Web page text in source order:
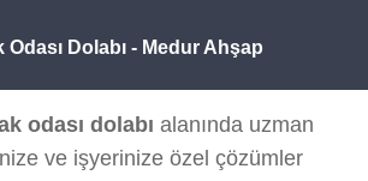
Odası Dolabı - Medur Ahşap
odası dolabı alanında uzman
ve işyerinize özel çözümler